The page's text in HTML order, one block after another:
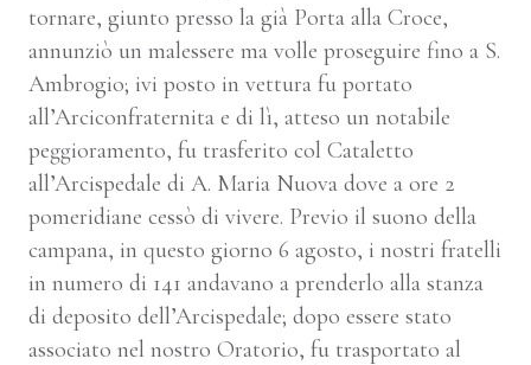
tornare, giunto presso la già Porta alla Croce,
annunziò un malessere ma volle proseguire fino a S.
Ambrogio; ivi posto in vettura fu portato
all’Arciconfraternita e di lì, atteso un notabile
peggioramento, fu trasferito col Cataletto
all’Arcispedale di A. Maria Nuova dove a ore 2
pomeridiane cessò di vivere. Previo il suono della
campana, in questo giorno 6 agosto, i nostri fratelli
in numero di 141 andavano a prenderlo alla stanza
di deposito dell’Arcispedale; dopo essere stato
associato nel nostro Oratorio, fu trasportato al